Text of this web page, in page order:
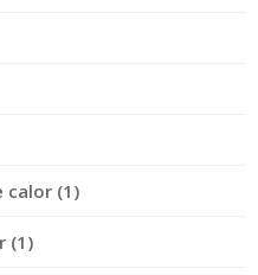
calor (1)
(1)